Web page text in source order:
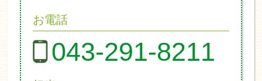
お電話
043-291-8211